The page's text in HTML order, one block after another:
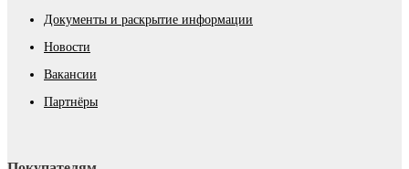
Документы и раскрытие информации
Новости
Вакансии
Партнёры